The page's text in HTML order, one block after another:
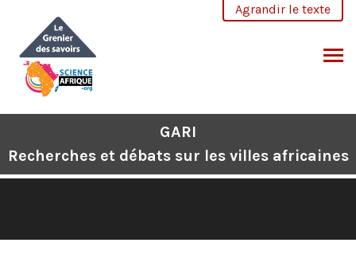
contenu
Agrandir le texte
GARI
Recherches et débats sur les villes africaines